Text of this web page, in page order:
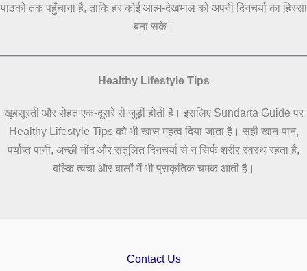
पाठकों तक पहुँचाना है, ताकि हर कोई आत्म-देखभाल को अपनी दिनचर्या का हिस्सा
बना सके।
Healthy Lifestyle Tips
खूबसूरती और सेहत एक-दूसरे से जुड़ी होती हैं। इसलिए Sundarta Guide पर
Healthy Lifestyle Tips को भी खास महत्व दिया जाता है। सही खान-पान,
पर्याप्त पानी, अच्छी नींद और संतुलित दिनचर्या से न सिर्फ शरीर स्वस्थ रहता है,
बल्कि त्वचा और बालों में भी प्राकृतिक चमक आती है।
Contact Us